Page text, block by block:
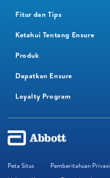
Fitur dan Tips
Ketahui Tentang Ensure
Produk
Dapatkan Ensure
Loyalty Program​
Peta Situs Pemberitahuan Privasi